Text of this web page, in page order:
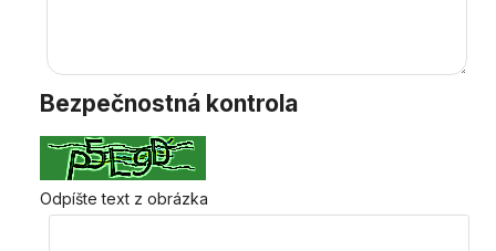
Bezpečnostná kontrola
Odpíšte text z obrázka